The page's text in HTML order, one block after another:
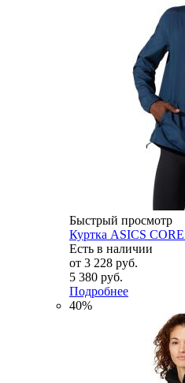
Быстрый просмотр
Куртка ASICS
Есть в наличии
от 3 228 руб.
5 380 руб.
Подробнее
40%